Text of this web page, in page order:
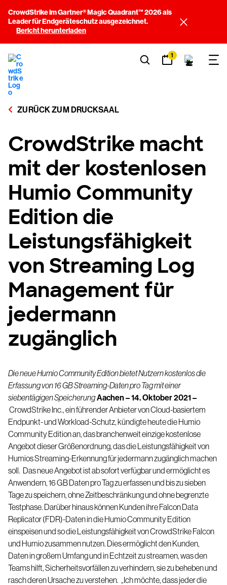
CrowdStrike im Gartner® Magic Quadrant™ 2026 als
Leader für Endgeräteschutz ausgezeichnet.
Bericht herunterladen
1
ZURÜCK ZUM DRUCKSAAL
CrowdStrike macht
mit der kostenlosen
Humio Community
Edition die
Leistungsfähigkeit
von Streaming Log
Management für
jedermann
zugänglich
Die neue Humio Community Edition bietet Nutzern kostenlos die
Erfassung von 16 GB Streaming-Daten pro Tag mit einer
siebentägigen SpeicherungAachen – 14. Oktober 2021 –
CrowdStrike Inc., ein führender Anbieter von Cloud-basiertem
Endpunkt- und Workload-Schutz, kündigte heute dieHumio
Community Editionan, das branchenweit einzige kostenlose
Angebot dieser Größenordnung, das die Leistungsfähigkeit von
Humios Streaming-Erkennung für jedermann zugänglich machen
soll. Das neue Angebot ist ab sofort verfügbar und ermöglicht es
Anwendern, 16 GB Daten pro Tag zu erfassen und bis zu sieben
Tage zu speichern, ohne Zeitbeschränkung und ohne begrenzte
Testphase. Darüber hinaus können Kunden ihre Falcon Data
Replicator (FDR)-Daten in die Humio Community Edition
einspeisen und so die Leistungsfähigkeit von CrowdStrike Falcon
und Humio zusammen nutzen. Dies ermöglicht den Kunden,
Daten in großem Umfang und in Echtzeit zu streamen, was den
Teams hilft, Sicherheitsvorfällen zu verhindern, sie zu beheben und
rasch deren Ursache zu verstehen. „Ich möchte, dass jeder die